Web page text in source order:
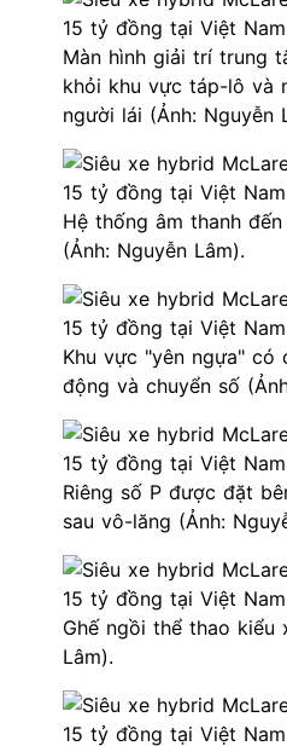
Màn hình giải trí trung
khỏi khu vực táp-lô và
người lái (Ảnh: Nguyễn
Hệ thống âm thanh
(Ảnh: Nguyễn Lâm).
Khu vực "yên ngựa" có
động và chuyển số
Riêng số P được đặt
sau vô-lăng (Ảnh:
Ghế ngồi thể thao kiểu
Lâm).